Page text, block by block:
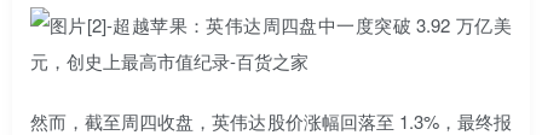
然而，截至周四收盘，英伟达股价涨幅回落至 1.3%，最终报